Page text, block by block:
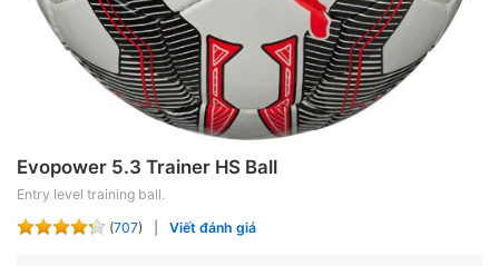
Evopower 5.3 Trainer HS Ball
Entry level training ball.
(707) Viết đánh giá